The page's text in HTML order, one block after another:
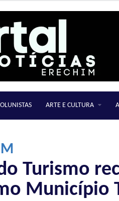
ARTE E CULTURA
Turismo
Município